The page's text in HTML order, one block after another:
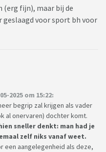
(erg fijn), maar bij de
geslaagd voor sport bh voor
2025 om 15:22:
begrip zal krijgen als vader
al onervaren) dochter komt.
sneller denkt: man had je
zelf niks vanaf weet.
een aangelegenheid als deze,